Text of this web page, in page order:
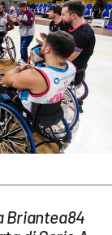
Briantea84